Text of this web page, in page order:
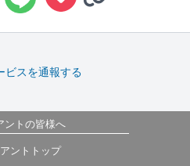
ビスを通報する
ントの皆様へ
ントトップ